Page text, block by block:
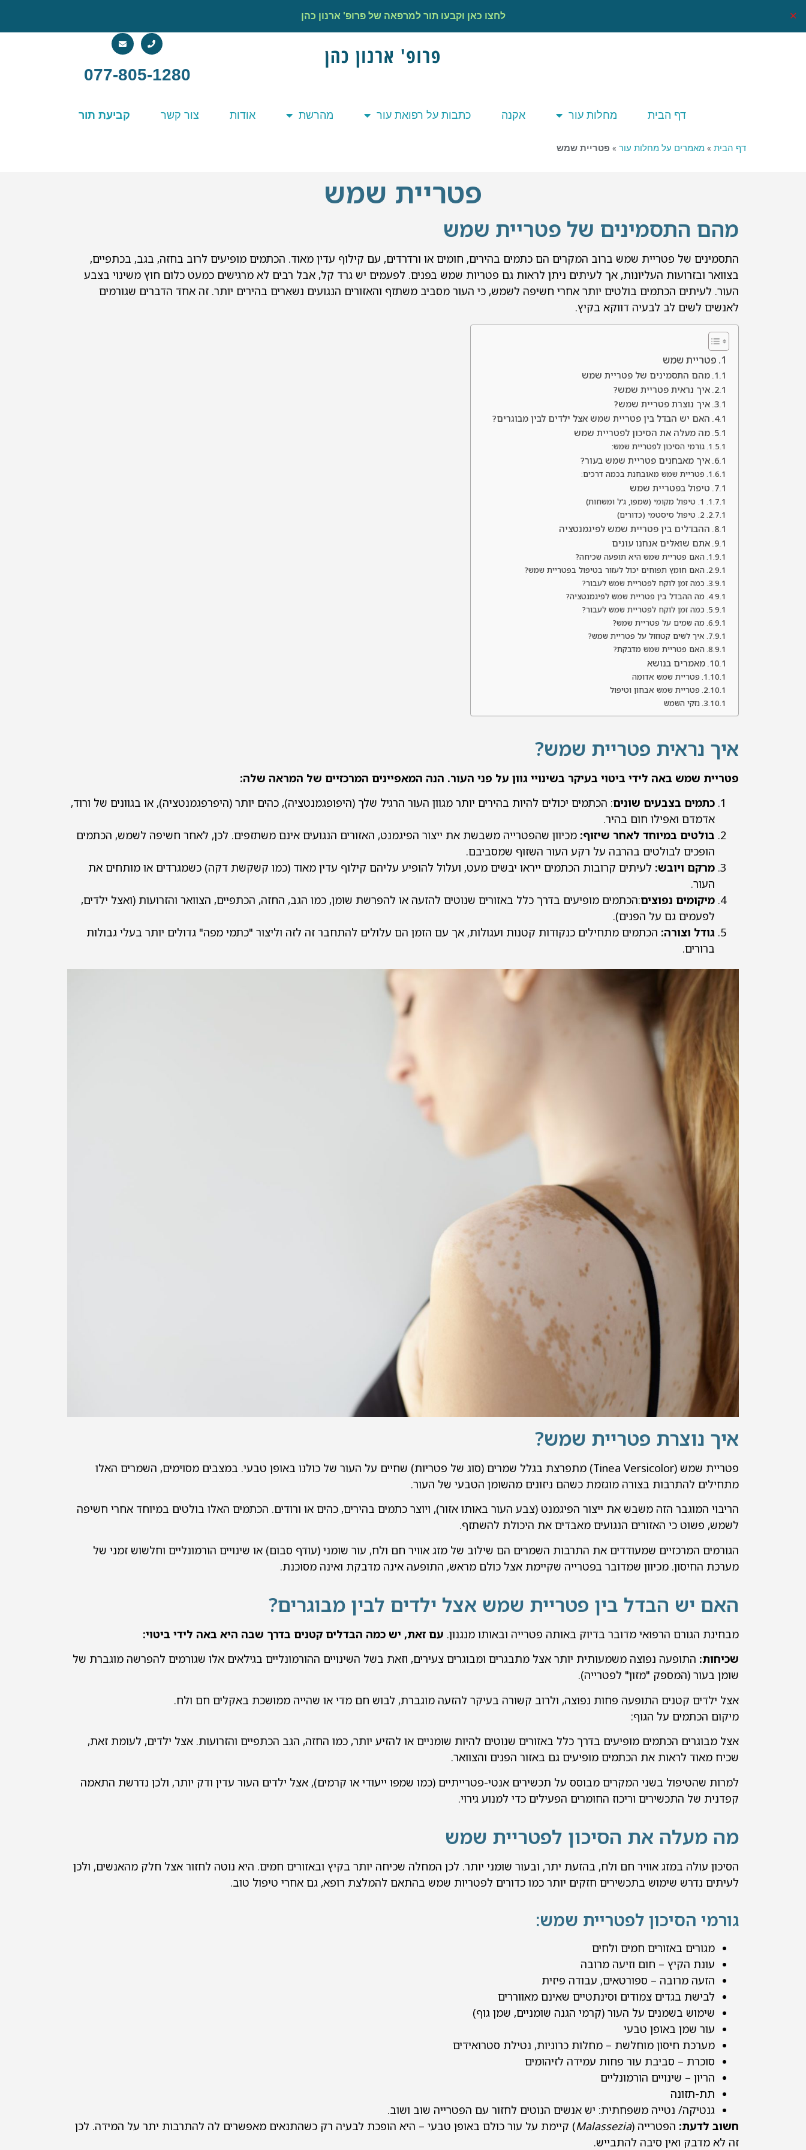
לחצו כאן וקבעו תור למרפאה של פרופ' ארנון כהן ✕
077-805-1280
דף הבית מחלות עור אקנה כתבות על רפואת עור מהרשת אודות צור קשר קביעת תור
דף הבית » מאמרים על מחלות עור » פטריית שמש
פטריית שמש
מהם התסמינים של פטריית שמש
התסמינים של פטריית שמש ברוב המקרים הם כתמים בהירים, חומים או ורדרדים, עם קילוף עדין מאוד. הכתמים מופיעים לרוב בחזה, בגב, בכתפיים,
בצוואר ובזרועות העליונות, אך לעיתים ניתן לראות גם פטריות שמש בפנים. לפעמים יש גרד קל, אבל רבים לא מרגישים כמעט כלום חוץ משינוי בצבע
העור. לעיתים הכתמים בולטים יותר אחרי חשיפה לשמש, כי העור מסביב משתזף והאזורים הנגועים נשארים בהירים יותר. זה אחד הדברים שגורמים
לאנשים לשים לב לבעיה דווקא בקיץ.
פטריית שמש
מהם התסמינים של פטריית שמש
איך נראית פטריית שמש?
איך נוצרת פטריית שמש?
האם יש הבדל בין פטריית שמש אצל ילדים לבין מבוגרים?
מה מעלה את הסיכון לפטריית שמש
גורמי הסיכון לפטריית שמש:
איך מאבחנים פטריית שמש בעור?
פטריית שמש מאובחנת בכמה דרכים:
טיפול בפטריית שמש
1. טיפול מקומי (שמפו, ג'ל ומשחות)
2. טיפול סיסטמי (כדורים)
ההבדלים בין פטריית שמש לפיגמנטציה
אתם שואלים אנחנו עונים
האם פטריית שמש היא תופעה שכיחה?
האם חומץ תפוחים יכול לעזור בטיפול בפטריית שמש?
כמה זמן לוקח לפטריית שמש לעבור?
מה ההבדל בין פטריית שמש לפיגמנטציה?
כמה זמן לוקח לפטריית שמש לעבור?
מה שמים על פטריית שמש?
איך לשים קטוזול על פטריית שמש?
האם פטריית שמש מדבקת?
מאמרים בנושא
פטריית שמש אדומה
פטריית שמש אבחון וטיפול
נזקי השמש
איך נראית פטריית שמש?
פטריית שמש באה לידי ביטוי בעיקר בשינויי גוון על פני העור. הנה המאפיינים המרכזיים של המראה שלה:
כתמים בצבעים שונים: הכתמים יכולים להיות בהירים יותר מגוון העור הרגיל שלך (היפופגמנטציה), כהים יותר (היפרפגמנטציה), או בגוונים של ורוד,
אדמדם ואפילו חום בהיר.
בולטים במיוחד לאחר שיזוף: מכיוון שהפטרייה משבשת את ייצור הפיגמנט, האזורים הנגועים אינם משתזפים. לכן, לאחר חשיפה לשמש, הכתמים
הופכים לבולטים בהרבה על רקע העור השזוף שמסביבם.
מרקם ויובש: לעיתים קרובות הכתמים ייראו יבשים מעט, ועלול להופיע עליהם קילוף עדין מאוד (כמו קשקשת דקה) כשמגרדים או מותחים את
העור.
מיקומים נפוצים:הכתמים מופיעים בדרך כלל באזורים שנוטים להזעה או להפרשת שומן, כמו הגב, החזה, הכתפיים, הצוואר והזרועות (ואצל ילדים,
לפעמים גם על הפנים).
גודל וצורה: הכתמים מתחילים כנקודות קטנות ועגולות, אך עם הזמן הם עלולים להתחבר זה לזה וליצור "כתמי מפה" גדולים יותר בעלי גבולות
ברורים.
איך נוצרת פטריית שמש?
פטריית שמש (Tinea Versicolor) מתפרצת בגלל שמרים (סוג של פטריות) שחיים על העור של כולנו באופן טבעי. במצבים מסוימים, השמרים האלו
מתחילים להתרבות בצורה מוגזמת כשהם ניזונים מהשומן הטבעי של העור.
הריבוי המוגבר הזה משבש את ייצור הפיגמנט (צבע העור באותו אזור), ויוצר כתמים בהירים, כהים או ורודים. הכתמים האלו בולטים במיוחד אחרי חשיפה
לשמש, פשוט כי האזורים הנגועים מאבדים את היכולת להשתזף.
הגורמים המרכזיים שמעודדים את התרבות השמרים הם שילוב של מזג אוויר חם ולח, עור שומני (עודף סבום) או שינויים הורמונליים וחלשוש זמני של
מערכת החיסון. מכיוון שמדובר בפטרייה שקיימת אצל כולם מראש, התופעה אינה מדבקת ואינה מסוכנת.
האם יש הבדל בין פטריית שמש אצל ילדים לבין מבוגרים?
מבחינת הגורם הרפואי מדובר בדיוק באותה פטרייה ובאותו מנגנון. עם זאת, יש כמה הבדלים קטנים בדרך שבה היא באה לידי ביטוי:
שכיחות: התופעה נפוצה משמעותית יותר אצל מתבגרים ומבוגרים צעירים, וזאת בשל השינויים ההורמונליים בגילאים אלו שגורמים להפרשה מוגברת של
שומן בעור (המספק "מזון" לפטרייה).
אצל ילדים קטנים התופעה פחות נפוצה, ולרוב קשורה בעיקר להזעה מוגברת, לבוש חם מדי או שהייה ממושכת באקלים חם ולח.
מיקום הכתמים על הגוף:
אצל מבוגרים הכתמים מופיעים בדרך כלל באזורים שנוטים להיות שומניים או להזיע יותר, כמו החזה, הגב הכתפיים והזרועות. אצל ילדים, לעומת זאת,
שכיח מאוד לראות את הכתמים מופיעים גם באזור הפנים והצוואר.
למרות שהטיפול בשני המקרים מבוסס על תכשירים אנטי-פטרייתיים (כמו שמפו ייעודי או קרמים), אצל ילדים העור עדין ודק יותר, ולכן נדרשת התאמה
קפדנית של התכשירים וריכוז החומרים הפעילים כדי למנוע גירוי.
מה מעלה את הסיכון לפטריית שמש
הסיכון עולה במזג אוויר חם ולח, בהזעת יתר, ובעור שומני יותר. לכן המחלה שכיחה יותר בקיץ ובאזורים חמים. היא נוטה לחזור אצל חלק מהאנשים, ולכן
לעיתים נדרש שימוש בתכשירים חזקים יותר כמו כדורים לפטריות שמש בהתאם להמלצת רופא, גם אחרי טיפול טוב.
גורמי הסיכון לפטריית שמש:
מגורים באזורים חמים ולחים
עונת הקיץ – חום וזיעה מרובה
הזעה מרובה – ספורטאים, עבודה פיזית
לבישת בגדים צמודים וסינתטיים שאינם מאווררים
שימוש בשמנים על העור (קרמי הגנה שומניים, שמן גוף)
עור שמן באופן טבעי
מערכת חיסון מוחלשת – מחלות כרוניות, נטילת סטרואידים
סוכרת – סביבת עור פחות עמידה לזיהומים
הריון – שינויים הורמונליים
תת-תזונה
גנטיקה/ נטייה משפחתית: יש אנשים הנוטים לחזור עם הפטרייה שוב ושוב.
חשוב לדעת: הפטרייה (Malassezia) קיימת על עור כולם באופן טבעי – היא הופכת לבעיה רק כשהתנאים מאפשרים לה להתרבות יתר על המידה. לכן
זה לא מדבק ואין סיבה להתבייש.